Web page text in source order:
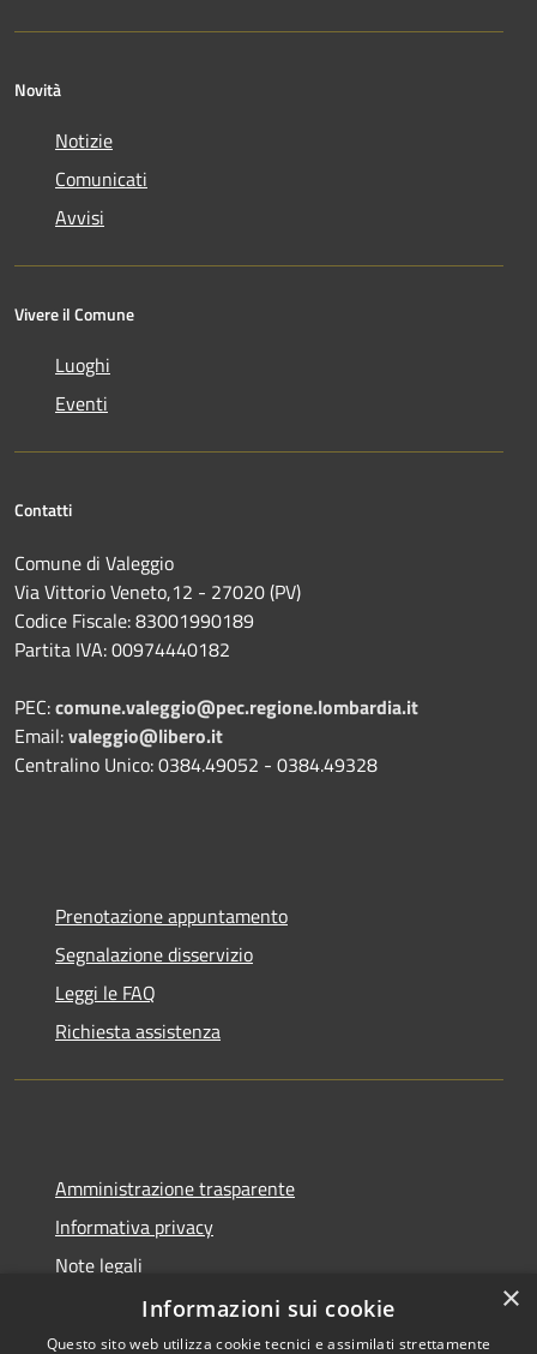
Novità
Notizie
Comunicati
Avvisi
Vivere il Comune
Luoghi
Eventi
Contatti
Comune di Valeggio
Via Vittorio Veneto,12 - 27020 (PV)
Codice Fiscale: 83001990189
Partita IVA: 00974440182
PEC:comune.valeggio@pec.regione.lombardia.it
Email:valeggio@libero.it
Centralino Unico: 0384.49052 - 0384.49328
Prenotazione appuntamento
Segnalazione disservizio
Leggi le FAQ
Richiesta assistenza
Amministrazione trasparente
Informativa privacy
Note legali
Dichiarazione di accessibilità
×
Informazioni sui cookie
Questo sito web utilizza cookie tecnici e assimilati strettamente